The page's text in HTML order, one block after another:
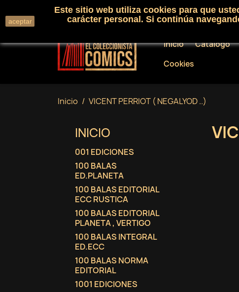
Llámenos:+34 91 530 01 33
Inicio Catálogo
Cookies
Inicio VICENT PERRIOT ( NEGALYOD ..)
INICIO
001 EDICIONES
100 BALAS
ED.PLANETA
100 BALAS EDITORIAL
ECC RUSTICA
100 BALAS EDITORIAL
PLANETA , VERTIGO
100 BALAS INTEGRAL
ED.ECC
100 BALAS NORMA
EDITORIAL
1001 EDICIONES
aceptar
Este sitio web utiliza cookies para que
carácter personal. Si continúa